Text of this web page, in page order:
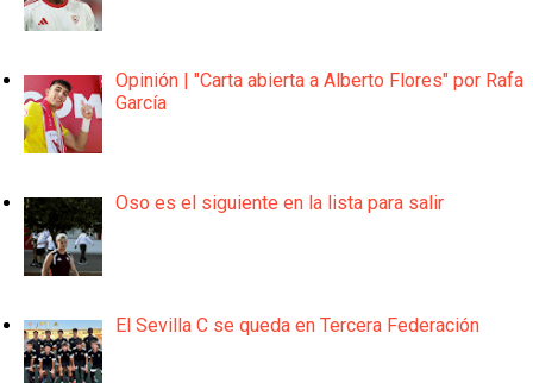
Opinión | "Carta abierta a Alberto Flores" por Rafa
García
Oso es el siguiente en la lista para salir
El Sevilla C se queda en Tercera Federación